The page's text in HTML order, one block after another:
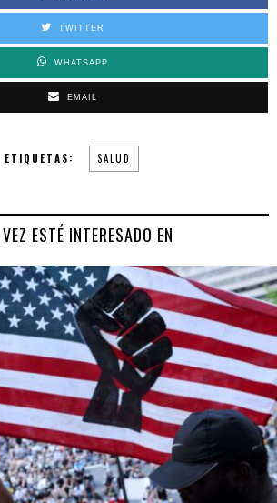
TWITTER
WHATSAPP
EMAIL
ETIQUETAS: SALUD
ESTÉ INTERESADO EN